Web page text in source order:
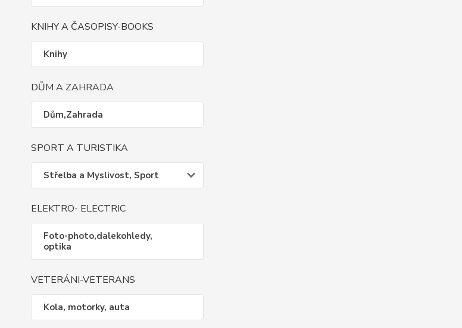
KNIHY A ČASOPISY-BOOKS
Knihy
DŮM A ZAHRADA
Dům,Zahrada
SPORT A TURISTIKA
Střelba a Myslivost, Sport
ELEKTRO- ELECTRIC
Foto-photo,dalekohledy,
optika
VETERÁNI-VETERANS
Kola, motorky, auta